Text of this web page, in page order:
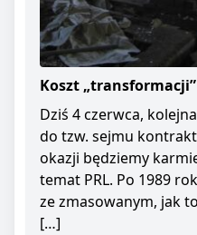
Koszt „transformacji”
Dziś 4 czerwca,
do tzw. sejmu
okazji będziemy
temat PRL. Po 1989
ze zmasowanym, jak
[…]